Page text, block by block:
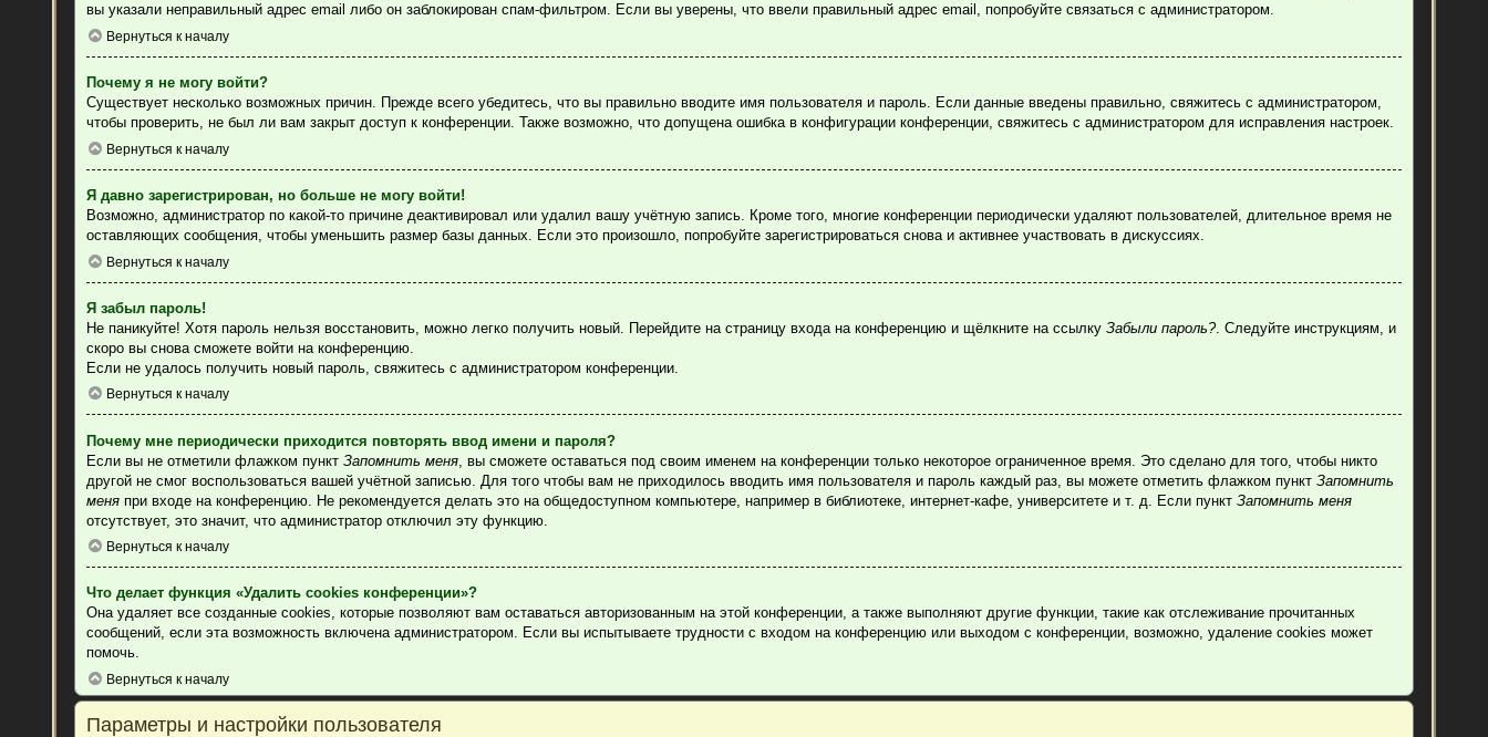
вы указали неправильный адрес email либо он заблокирован спам-фильтром. Если вы уверены, что ввели правильный адрес email, попробуйте связаться с администратором.
Вернуться к началу
Почему я не могу войти?
Существует несколько возможных причин. Прежде всего убедитесь, что вы правильно вводите имя пользователя и пароль. Если данные введены правильно, свяжитесь с администратором,
чтобы проверить, не был ли вам закрыт доступ к конференции. Также возможно, что допущена ошибка в конфигурации конференции, свяжитесь с администратором для исправления настроек.
Вернуться к началу
Я давно зарегистрирован, но больше не могу войти!
Возможно, администратор по какой-то причине деактивировал или удалил вашу учётную запись. Кроме того, многие конференции периодически удаляют пользователей, длительное время не
оставляющих сообщения, чтобы уменьшить размер базы данных. Если это произошло, попробуйте зарегистрироваться снова и активнее участвовать в дискуссиях.
Вернуться к началу
Я забыл пароль!
Не паникуйте! Хотя пароль нельзя восстановить, можно легко получить новый. Перейдите на страницу входа на конференцию и щёлкните на ссылкуЗабыли пароль?. Следуйте инструкциям, и
скоро вы снова сможете войти на конференцию.
Если не удалось получить новый пароль, свяжитесь с администратором конференции.
Вернуться к началу
Почему мне периодически приходится повторять ввод имени и пароля?
Если вы не отметили флажком пунктЗапомнить меня , вы сможете оставаться под своим именем на конференции только некоторое ограниченное время. Это сделано для того, чтобы никто
другой не смог воспользоваться вашей учётной записью. Для того чтобы вам не приходилось вводить имя пользователя и пароль каждый раз, вы можете отметить флажком пунктЗапомнить
меня при входе на конференцию. Не рекомендуется делать это на общедоступном компьютере, например в библиотеке, интернет-кафе, университете и т. д. Если пунктЗапомнить меня
отсутствует, это значит, что администратор отключил эту функцию.
Вернуться к началу
Что делает функция «Удалить cookies конференции»?
Она удаляет все созданные cookies, которые позволяют вам оставаться авторизованным на этой конференции, а также выполняют другие функции, такие как отслеживание прочитанных
сообщений, если эта возможность включена администратором. Если вы испытываете трудности с входом на конференцию или выходом с конференции, возможно, удаление cookies может
помочь.
Вернуться к началу
Параметры и настройки пользователя